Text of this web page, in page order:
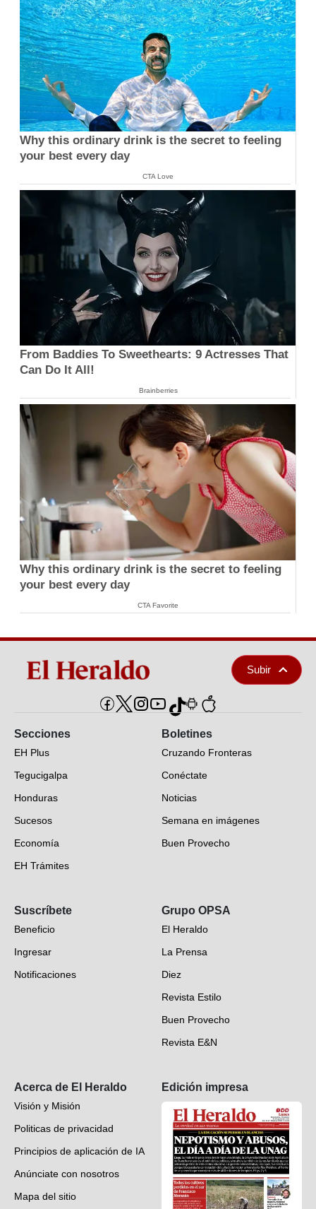
Why this ordinary drink is the secret to feeling
your best every day
CTA Love
From Baddies To Sweethearts: 9 Actresses That
Can Do It All!
Brainberries
Why this ordinary drink is the secret to feeling
your best every day
CTA Favorite
Subir
Secciones
EH Plus
Tegucigalpa
Honduras
Sucesos
Economía
EH Trámites
EH Verifica
Fotogalerías
Deportes
Videos
Boletines
Cruzando Fronteras
Conéctate
Noticias
Semana en imágenes
Buen Provecho
Suscríbete
Beneficio
Ingresar
Notificaciones
Grupo OPSA
El Heraldo
La Prensa
Diez
Revista Estilo
Buen Provecho
Revista E&N
Acerca de El Heraldo
Visión y Misión
Politicas de privacidad
Principios de aplicación de IA
Anúnciate con nosotros
Mapa del sitio
Edición impresa